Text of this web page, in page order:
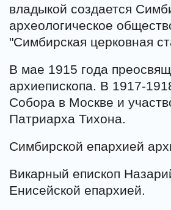
владыкой создается
археологическое
"Симбирская церковная
В мае 1915 года
архиепископа. В 1917-
Собора в Москве и
Патриарха Тихона.
Симбирской епархией
Викарный епископ
Енисейской епархией.